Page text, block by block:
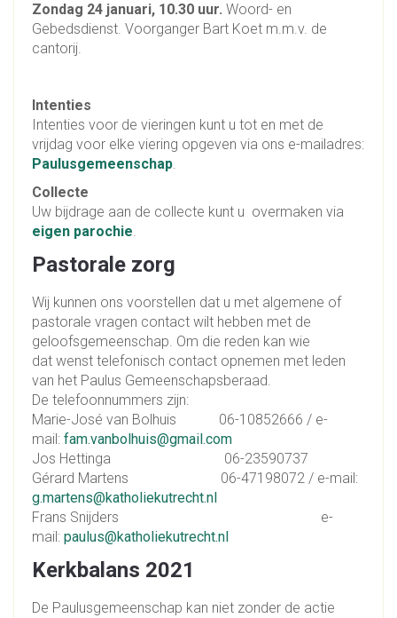
Zondag 24 januari, 10.30 uur. Woord- en
Gebedsdienst. Voorganger Bart Koet m.m.v. de
cantorij.
Intenties
Intenties voor de vieringen kunt u tot en met de
vrijdag voor elke viering opgeven via ons e-mailadres:
Paulusgemeenschap.
Collecte
Uw bijdrage aan de collecte kunt u overmaken via
eigen parochie.
Pastorale zorg
Wij kunnen ons voorstellen dat u met algemene of
pastorale vragen contact wilt hebben met de
geloofsgemeenschap. Om die reden kan wie
dat wenst telefonisch contact opnemen met leden
van het Paulus Gemeenschapsberaad.
De telefoonnummers zijn:
Marie-José van Bolhuis 06-10852666 / e-
mail: fam.vanbolhuis@gmail.com
Jos Hettinga 06-23590737
Gérard Martens 06-47198072 / e-mail:
g.martens@katholiekutrecht.nl
Frans Snijders e-
mail: paulus@katholiekutrecht.nl
Kerkbalans 2021
De Paulusgemeenschap kan niet zonder de actie